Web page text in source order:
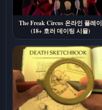
The Freak Circus 온라인 플레이
(18+ 호러 데이팅 시뮬)